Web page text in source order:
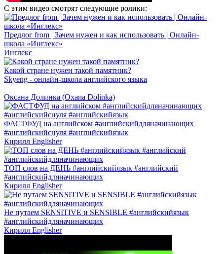
С этим видео смотрят следующие ролики:
Предлог from | Зачем нужен и как использовать | Онлайн-
школа «Инглекс»
Инглекс
Какой стране нужен такой памятник?
Skyeng - онлайн-школа английского языка
Оксана Долинка (Oxana Dolinka)
ФАСТФУД на английском #английскийдляначинающих
#английскийснуля #английскийязык
Кирилл Englisher
ТОП слов на ДЕНЬ #английскийязык #английский
#английскийдляначинающих
Кирилл Englisher
Не путаем SENSITIVE и SENSIBLE #английскийязык
#английскийдляначинающих
Кирилл Englisher